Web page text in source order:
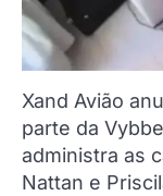
Xand Avião
parte da
administra as
Nattan e